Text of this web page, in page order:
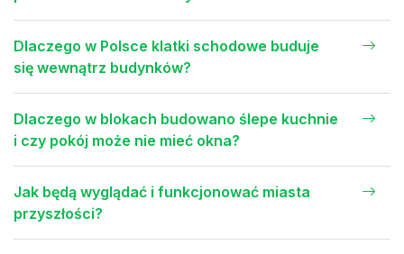
Dlaczego w Polsce klatki schodowe buduje
się wewnątrz budynków?
Dlaczego w blokach budowano ślepe kuchnie
i czy pokój może nie mieć okna?
Jak będą wyglądać i funkcjonować miasta
przyszłości?